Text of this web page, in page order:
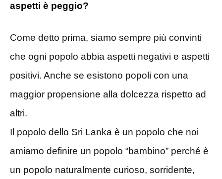
aspetti è peggio?
Come detto prima, siamo sempre più convinti
che ogni popolo abbia aspetti negativi e aspetti
positivi. Anche se esistono popoli con una
maggior propensione alla dolcezza rispetto ad
altri.
Il popolo dello Sri Lanka è un popolo che noi
amiamo definire un popolo “bambino” perché è
un popolo naturalmente curioso, sorridente,